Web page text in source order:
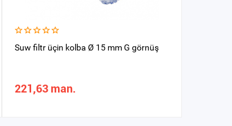
Suw filtr üçin kolba Ø 15 mm G görnüş
221,63 man.